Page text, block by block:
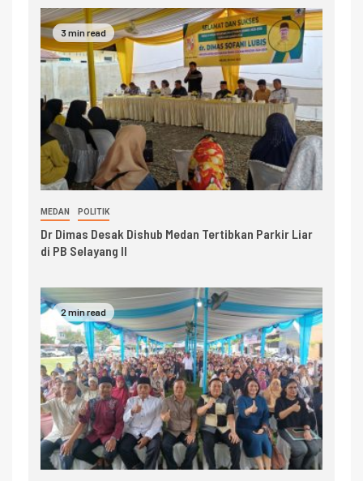
3 min read
MEDAN POLITIK
Dr Dimas Desak Dishub Medan Tertibkan Parkir Liar
di PB Selayang II
2 min read